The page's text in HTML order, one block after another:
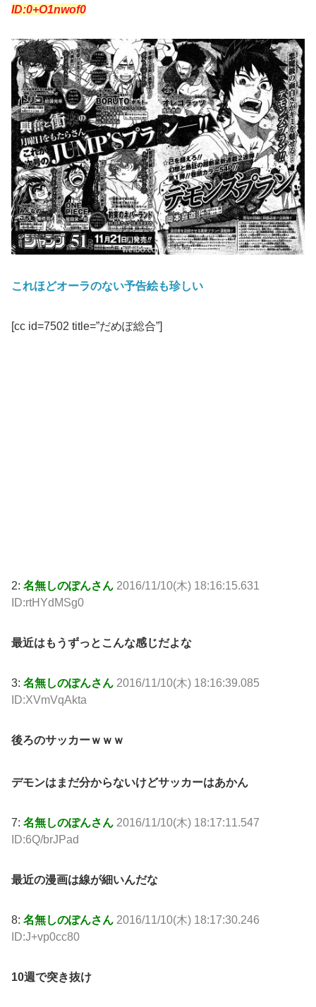
ID:0+O1nwof0
これほどオーラのない予告絵も珍しい
[cc id=7502 title=”だめぽ総合”]
2: 名無しのぽんさん 2016/11/10(木) 18:16:15.631
ID:rtHYdMSg0
最近はもうずっとこんな感じだよな
3: 名無しのぽんさん 2016/11/10(木) 18:16:39.085
ID:XVmVqAkta
後ろのサッカーｗｗｗ
デモンはまだ分からないけどサッカーはあかん
7: 名無しのぽんさん 2016/11/10(木) 18:17:11.547
ID:6Q/brJPad
最近の漫画は線が細いんだな
8: 名無しのぽんさん 2016/11/10(木) 18:17:30.246
ID:J+vp0cc80
10週で突き抜け